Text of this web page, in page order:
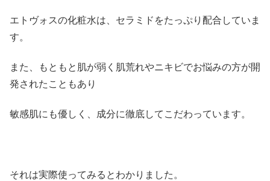
エトヴォスの化粧水は、セラミドをたっぷり配合していま
す。
また、もともと肌が弱く肌荒れやニキビでお悩みの方が開
発されたこともあり
敏感肌にも優しく、成分に徹底してこだわっています。
それは実際使ってみるとわかりました。